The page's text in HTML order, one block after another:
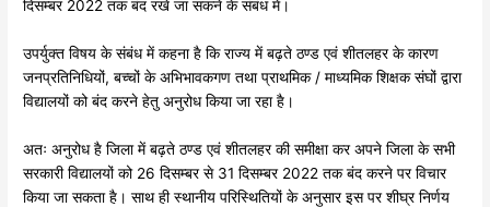
दिसम्बर 2022 तक बंद रखे जा सकने के संबंध में।
उपर्युक्त विषय के संबंध में कहना है कि राज्य में बढ़ते ठण्ड एवं शीतलहर के कारण
जनप्रतिनिधियों, बच्चों के अभिभावकगण तथा प्राथमिक / माध्यमिक शिक्षक संघों द्वारा
विद्यालयों को बंद करने हेतु अनुरोध किया जा रहा है।
अतः अनुरोध है जिला में बढ़ते ठण्ड एवं शीतलहर की समीक्षा कर अपने जिला के सभी
सरकारी विद्यालयों को 26 दिसम्बर से 31 दिसम्बर 2022 तक बंद करने पर विचार
किया जा सकता है। साथ ही स्थानीय परिस्थितियों के अनुसार इस पर शीघ्र निर्णय